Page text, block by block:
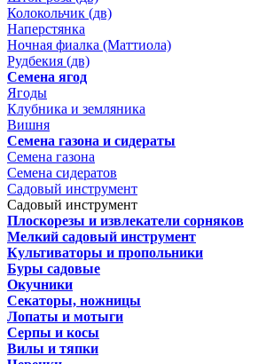
Колокольчик (дв)
Наперстянка
Ночная фиалка (Маттиола)
Рудбекия (дв)
Семена ягод
Ягоды
Клубника и земляника
Вишня
Семена газона и сидераты
Семена газона
Семена сидератов
Садовый инструмент
Садовый инструмент
Плоскорезы и извлекатели сорняков
Мелкий садовый инструмент
Культиваторы и пропольники
Буры садовые
Окучники
Секаторы, ножницы
Лопаты и мотыги
Серпы и косы
Вилы и тяпки